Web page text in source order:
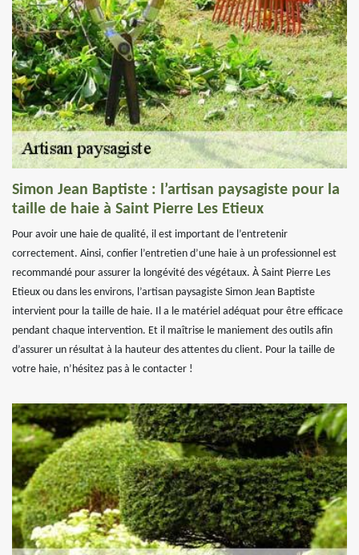
Simon Jean Baptiste : l’artisan paysagiste pour la
taille de haie à Saint Pierre Les Etieux
Pour avoir une haie de qualité, il est important de l’entretenir
correctement. Ainsi, confier l’entretien d’une haie à un professionnel est
recommandé pour assurer la longévité des végétaux. À Saint Pierre Les
Etieux ou dans les environs, l’artisan paysagiste Simon Jean Baptiste
intervient pour la taille de haie. Il a le matériel adéquat pour être efficace
pendant chaque intervention. Et il maîtrise le maniement des outils afin
d’assurer un résultat à la hauteur des attentes du client. Pour la taille de
votre haie, n’hésitez pas à le contacter !